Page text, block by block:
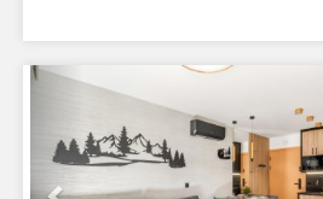
Previous